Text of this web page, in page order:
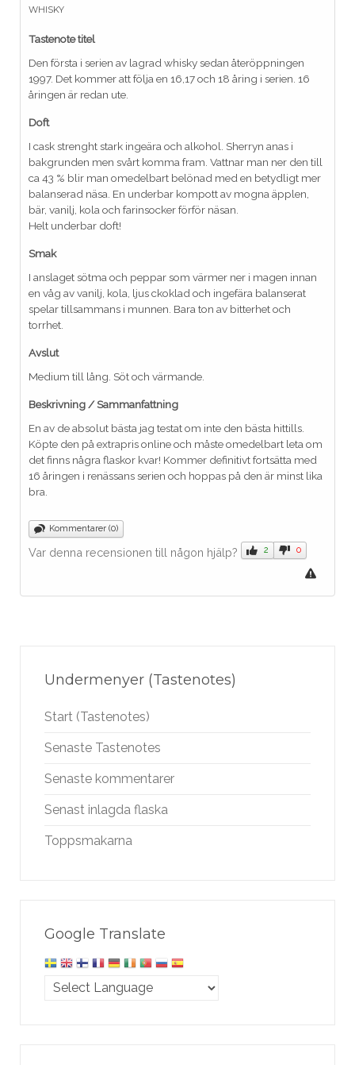
WHISKY
Tastenote titel
Den första i serien av lagrad whisky sedan återöppningen
1997. Det kommer att följa en 16,17 och 18 åring i serien. 16
åringen är redan ute.
Doft
I cask strenght stark ingeära och alkohol. Sherryn anas i
bakgrunden men svårt komma fram. Vattnar man ner den till
ca 43 % blir man omedelbart belönad med en betydligt mer
balanserad näsa. En underbar kompott av mogna äpplen,
bär, vanilj, kola och farinsocker förför näsan.
Helt underbar doft!
Smak
I anslaget sötma och peppar som värmer ner i magen innan
en våg av vanilj, kola, ljus ckoklad och ingefära balanserat
spelar tillsammans i munnen. Bara ton av bitterhet och
torrhet.
Avslut
Medium till lång. Söt och värmande.
Beskrivning / Sammanfattning
En av de absolut bästa jag testat om inte den bästa hittills.
Köpte den på extrapris online och måste omedelbart leta om
det finns några flaskor kvar! Kommer definitivt fortsätta med
16 åringen i renässans serien och hoppas på den är minst lika
bra.
Kommentarer (0)
Var denna recensionen till någon hjälp? 2 0
Undermenyer (Tastenotes)
Start (Tastenotes)
Senaste Tastenotes
Senaste kommentarer
Senast inlagda flaska
Toppsmakarna
Google Translate